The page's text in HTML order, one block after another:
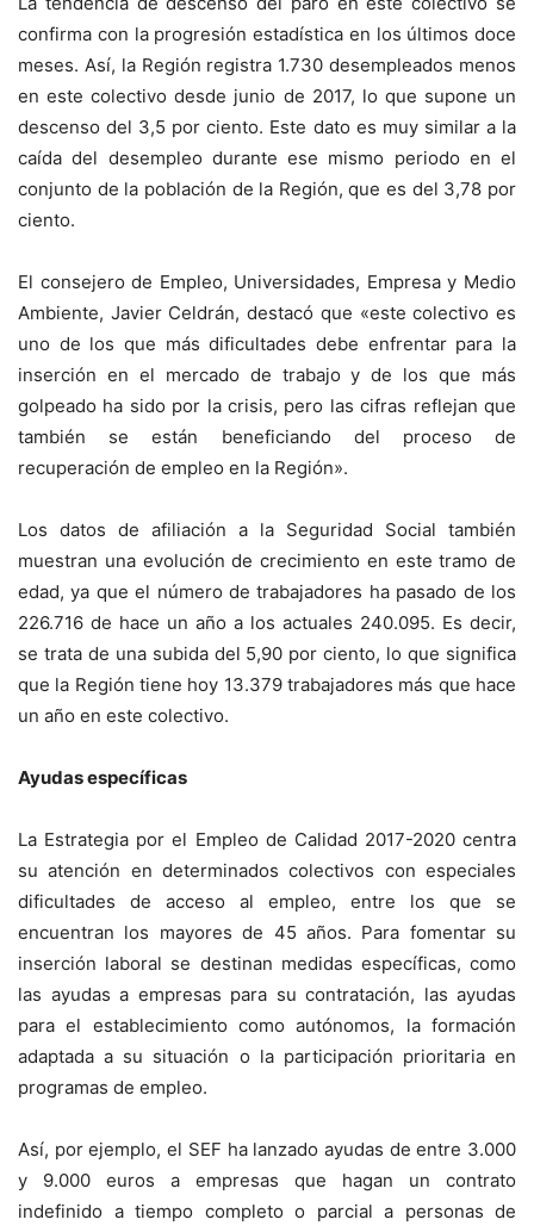
confirma con la progresión estadística en los últimos doce
meses. Así, la Región registra 1.730 desempleados menos
en este colectivo desde junio de 2017, lo que supone un
descenso del 3,5 por ciento. Este dato es muy similar a la
caída del desempleo durante ese mismo periodo en el
conjunto de la población de la Región, que es del 3,78 por
ciento.
El consejero de Empleo, Universidades, Empresa y Medio
Ambiente, Javier Celdrán, destacó que «este colectivo es
uno de los que más dificultades debe enfrentar para la
inserción en el mercado de trabajo y de los que más
golpeado ha sido por la crisis, pero las cifras reflejan que
también se están beneficiando del proceso de
recuperación de empleo en la Región».
Los datos de afiliación a la Seguridad Social también
muestran una evolución de crecimiento en este tramo de
edad, ya que el número de trabajadores ha pasado de los
226.716 de hace un año a los actuales 240.095. Es decir,
se trata de una subida del 5,90 por ciento, lo que significa
que la Región tiene hoy 13.379 trabajadores más que hace
un año en este colectivo.
Ayudas específicas
La Estrategia por el Empleo de Calidad 2017-2020 centra
su atención en determinados colectivos con especiales
dificultades de acceso al empleo, entre los que se
encuentran los mayores de 45 años. Para fomentar su
inserción laboral se destinan medidas específicas, como
las ayudas a empresas para su contratación, las ayudas
para el establecimiento como autónomos, la formación
adaptada a su situación o la participación prioritaria en
programas de empleo.
Así, por ejemplo, el SEF ha lanzado ayudas de entre 3.000
y 9.000 euros a empresas que hagan un contrato
indefinido a tiempo completo o parcial a personas de